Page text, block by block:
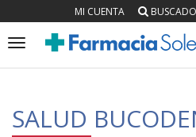
MI CUENTA
Toggle
SALUD